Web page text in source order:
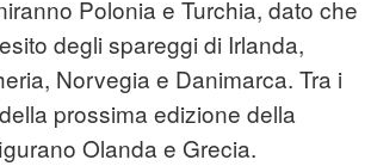
Polonia e Turchia, dato che
degli spareggi di Irlanda,
Norvegia e Danimarca. Tra i
prossima edizione della
Olanda e Grecia.